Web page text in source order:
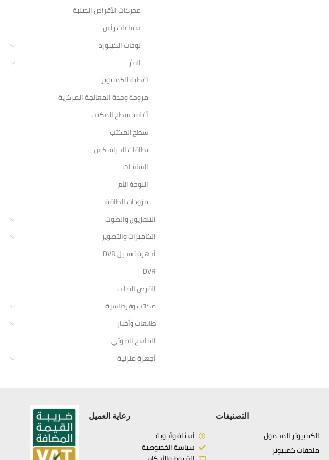
إضافة إلى السلة
محركات الأقراص الصلبة
سماعات رأس
لوحات الكيبورد
الفأر
أغطية الكمبيوتر
مروحة وحدة المعالجة المركزية
أغلفة سطح المكتب
سطح المكتب
بطاقات الجرافيكس
الشاشات
اللوحة الأم
مزودات الطاقة
التلفزيون والصوت
الكاميرات والتصوير
أجهزة تسجيل DVR
DVR
القرص الصلب
مكاتب وقرطاسية
طابعات وأحبار
الماسح الضوئي
أجهزة منزلية
التصنيفات
الكمبيوتر المحمول
ملحقات كمبيوتر
رعاية العميل
أسئلة وأجوبة
سياسة الخصوصية